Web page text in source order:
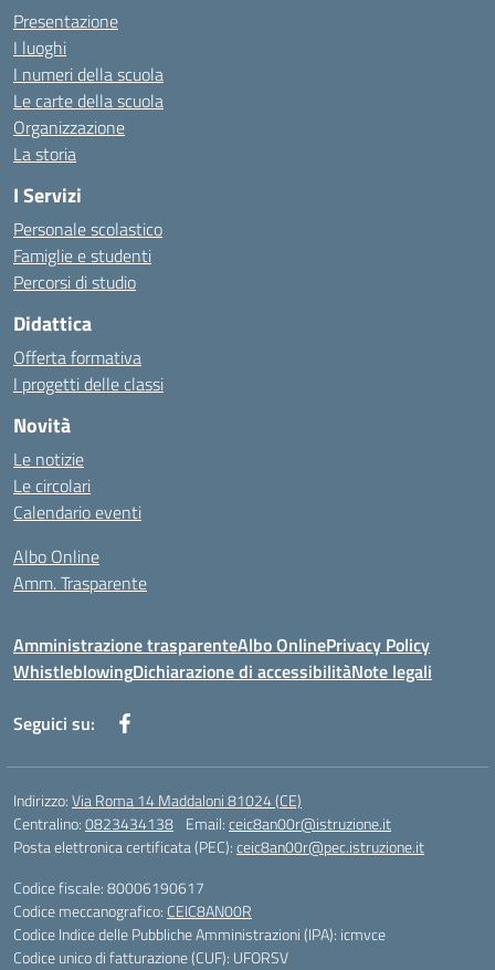
Presentazione
I luoghi
I numeri della scuola
Le carte della scuola
Organizzazione
La storia
I Servizi
Personale scolastico
Famiglie e studenti
Percorsi di studio
Didattica
Offerta formativa
I progetti delle classi
Novità
Le notizie
Le circolari
Calendario eventi
Albo Online
Amm. Trasparente
Amministrazione trasparenteAlbo OnlinePrivacy Policy
WhistleblowingDichiarazione di accessibilitàNote legali
Seguici su:
Indirizzo:Via Roma 14 Maddaloni 81024 (CE)
Centralino:0823434138 Email:ceic8an00r@istruzione.it
Posta elettronica certificata (PEC):ceic8an00r@pec.istruzione.it
Codice fiscale: 80006190617
Codice meccanografico: CEIC8AN00R
Codice Indice delle Pubbliche Amministrazioni (IPA): icmvce
Codice unico di fatturazione (CUF): UFORSV